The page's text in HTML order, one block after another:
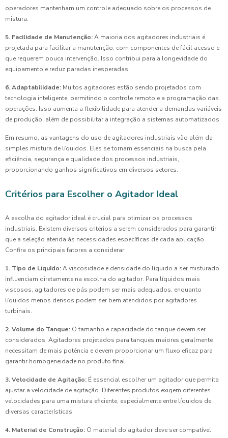
operadores mantenham um controle adequado sobre os processos de
mistura.
5. Facilidade de Manutenção:A maioria dos agitadores industriais é
projetada para facilitar a manutenção, com componentes de fácil acesso e
que requerem pouca intervenção. Isso contribui para a longevidade do
equipamento e reduz paradas inesperadas.
6. Adaptabilidade: Muitos agitadores estão sendo projetados com
tecnologia inteligente, permitindo o controle remoto e a programação das
operações. Isso aumenta a flexibilidade para atender a demandas variáveis
de produção, além de possibilitar a integração a sistemas automatizados.
Em resumo, as vantagens do uso de agitadores industriais vão além da
simples mistura de líquidos. Eles se tornam essenciais na busca pela
eficiência, segurança e qualidade dos processos industriais,
proporcionando ganhos significativos em diversos setores.
Critérios para Escolher o Agitador Ideal
A escolha do agitador ideal é crucial para otimizar os processos
industriais. Existem diversos critérios a serem considerados para garantir
que a seleção atenda às necessidades específicas de cada aplicação.
Confira os principais fatores a considerar:
1. Tipo de Líquido:A viscosidade e densidade do líquido a ser misturado
influenciam diretamente na escolha do agitador. Para líquidos mais
viscosos, agitadores de pás podem ser mais adequados, enquanto
líquidos menos densos podem ser bem atendidos por agitadores
turbinais.
2. Volume do Tanque: O tamanho e capacidade do tanque devem ser
considerados. Agitadores projetados para tanques maiores geralmente
necessitam de mais potência e devem proporcionar um fluxo eficaz para
garantir homogeneidade no produto final.
3. Velocidade de Agitação: É essencial escolher um agitador que permita
ajustar a velocidade de agitação. Diferentes produtos exigem diferentes
velocidades para uma mistura eficiente, especialmente entre líquidos de
diversas características.
4. Material de Construção: O material do agitador deve ser compatível